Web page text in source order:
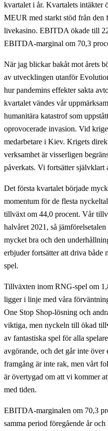
kvartalet i år. Kvartalets intäkter
MEUR med starkt stöd från den
livekasino. EBITDA ökade till
EBITDA-marginal om 70,3
När jag blickar bakåt mot årets
av utvecklingen utanför
hur pandemins effekter sakta
kvartalet vändes vår
humanitära katastrof som
oprovocerade invasion. Vid
medarbetare i Kiev. Krigets
verksamhet är visserligen
påverkats. Vi fortsätter
Det första kvartalet började
momentum för de flesta
tillväxt om 44,0 procent. Vår
halvåret 2021, så
mycket bra och den
erbjuder fortsätter att driva
spel.
Tillväxten inom RNG-spel om
ligger i linje med våra
One Stop Shop-lösning och
viktiga, men nyckeln till ökad
av fantastiska spel för alla
avgörande, och det går inte
framgång är inte rak, men vårt
är övertygad om att vi kommer
med tiden.
EBITDA-marginalen om 70,3
samma period föregående år